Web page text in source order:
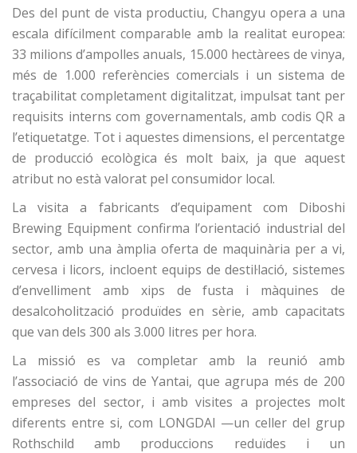
Des del punt de vista productiu, Changyu opera a una
escala difícilment comparable amb la realitat europea:
33 milions d’ampolles anuals, 15.000 hectàrees de vinya,
més de 1.000 referències comercials i un sistema de
traçabilitat completament digitalitzat, impulsat tant per
requisits interns com governamentals, amb codis QR a
l’etiquetatge. Tot i aquestes dimensions, el percentatge
de producció ecològica és molt baix, ja que aquest
atribut no està valorat pel consumidor local.
La visita a fabricants d’equipament com Diboshi
Brewing Equipment confirma l’orientació industrial del
sector, amb una àmplia oferta de maquinària per a vi,
cervesa i licors, incloent equips de destil·lació, sistemes
d’envelliment amb xips de fusta i màquines de
desalcoholització produïdes en sèrie, amb capacitats
que van dels 300 als 3.000 litres per hora.
La missió es va completar amb la reunió amb
l’associació de vins de Yantai, que agrupa més de 200
empreses del sector, i amb visites a projectes molt
diferents entre si, com LONGDAI —un celler del grup
Rothschild amb produccions reduïdes i un